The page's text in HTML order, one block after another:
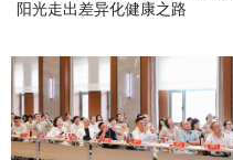
阳光走出差异化健康之路